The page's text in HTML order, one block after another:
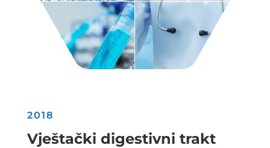
2018
Vještački digestivni trakt